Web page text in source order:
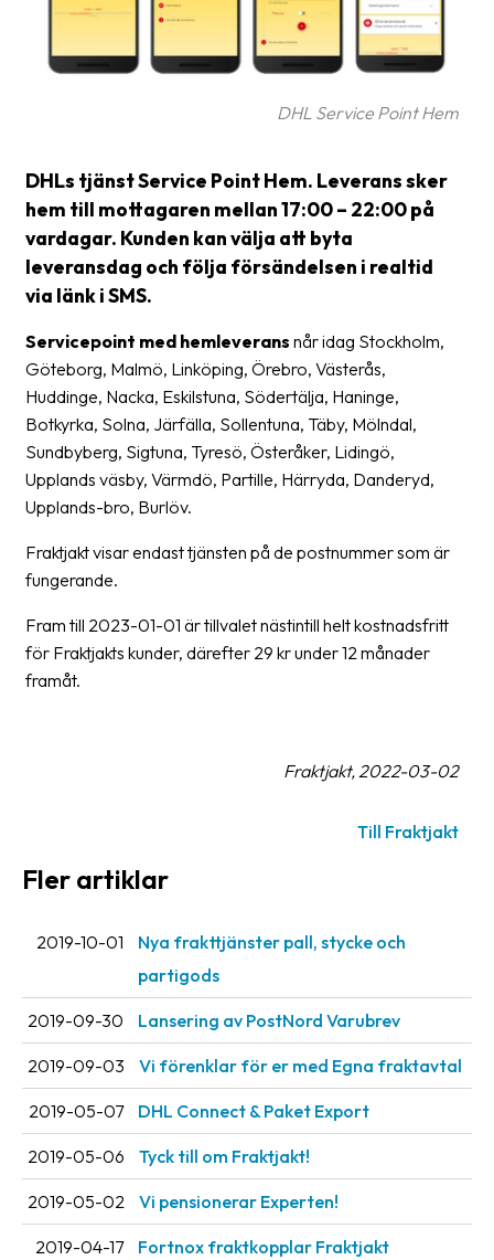
Paketering
Tulldeklarationer
Leveransvillkor
Upphämtningar
Manualer
Nedladdningar
Streckkodsläsare
Kundtjänst
företaget
Fraktjakt
Allmänna
villkor
Integritet
Förbjudet
farligt
innehåll
DHL Service Point Hem
DHLs tjänst Service Point Hem. Leverans sker
hem till mottagaren mellan 17:00 – 22:00 på
vardagar. Kunden kan välja att byta
leveransdag och följa försändelsen i realtid
via länk i SMS.
Servicepoint med hemleverans når idag Stockholm,
Göteborg, Malmö, Linköping, Örebro, Västerås,
Huddinge, Nacka, Eskilstuna, Södertälja, Haninge,
Botkyrka, Solna, Järfälla, Sollentuna, Täby, Mölndal,
Sundbyberg, Sigtuna, Tyresö, Österåker, Lidingö,
Upplands väsby, Värmdö, Partille, Härryda, Danderyd,
Upplands-bro, Burlöv.
Fraktjakt visar endast tjänsten på de postnummer som är
fungerande.
Fram till 2023-01-01 är tillvalet nästintill helt kostnadsfritt
för Fraktjakts kunder, därefter 29 kr under 12 månader
framåt.
Fraktjakt, 2022-03-02
Till Fraktjakt
Fler artiklar
2019-10-01
Nya frakttjänster pall, stycke och
partigods
2019-09-30 Lansering av PostNord Varubrev
2019-09-03 Vi förenklar för er med Egna fraktavtal
2019-05-07 DHL Connect & Paket Export
2019-05-06 Tyck till om Fraktjakt!
2019-05-02 Vi pensionerar Experten!
2019-04-17 Fortnox fraktkopplar Fraktjakt